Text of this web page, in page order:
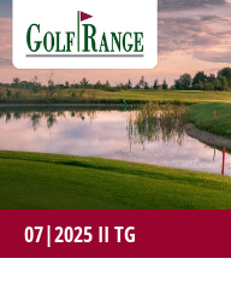
07|2025 II TG